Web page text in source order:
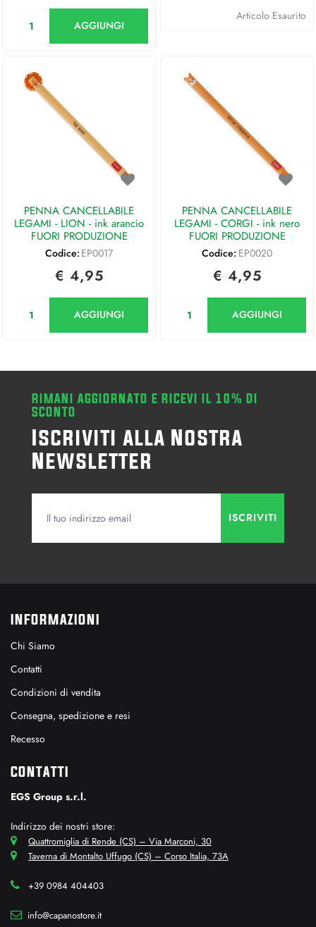
AGGIUNGI
Articolo Esaurito
PENNA CANCELLABILE
LEGAMI - LION - ink arancio
FUORI PRODUZIONE
Codice: EP0017
€ 4,95
AGGIUNGI
PENNA CANCELLABILE
LEGAMI - CORGI - ink nero
FUORI PRODUZIONE
Codice: EP0020
€ 4,95
AGGIUNGI
RIMANI AGGIORNATO E RICEVI IL 10% DI
SCONTO
Iscriviti alla Nostra
Newsletter
INFORMAZIONI
Chi Siamo
Contatti
Condizioni di vendita
Consegna, spedizione e resi
Recesso
CONTATTI
EGS Group s.r.l.
Indirizzo dei nostri store:
Quattromiglia di Rende (CS) – Via Marconi, 30
Taverna di Montalto Uffugo (CS) – Corso Italia, 73A
+39 0984 404403
info@capanostore.it